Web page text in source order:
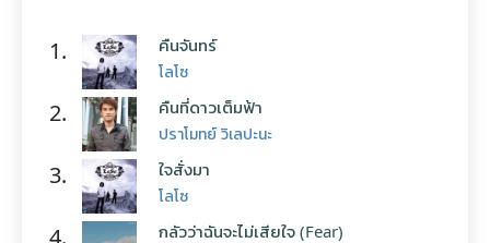
1. คืนจันทร์
โลโซ
2. คืนที่ดาวเต็มฟ้า
ปราโมทย์ วิเลปะนะ
3. ใจสั่งมา
โลโซ
กลัวว่าฉันจะไม่เสียใจ (Fear)